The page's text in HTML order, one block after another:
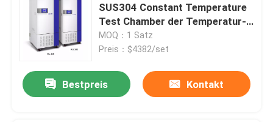
SUS304 Constant Temperature
Test Chamber der Temperatur-
220V
MOQ：1 Satz
Preis：$4382/set
Bestpreis Kontakt